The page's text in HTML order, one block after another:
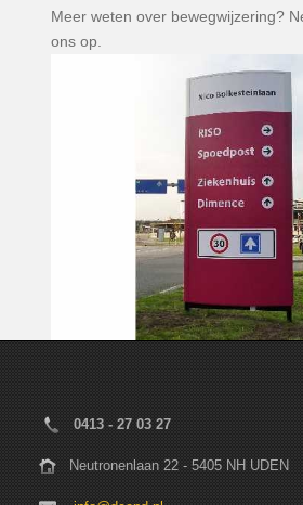
Meer weten over bewegwijzering?
ons op.
0413 - 27 03 27
Neutronenlaan 22 - 5405 NH UDEN